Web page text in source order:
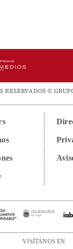
RESERVADOS ©
VISÍTANOS EN